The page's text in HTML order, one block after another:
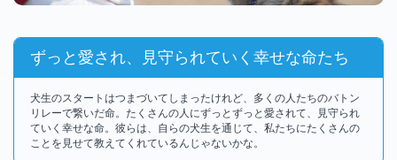
ずっと愛され、見守られていく幸せな命たち
犬生のスタートはつまづいてしまったけれど、多くの人たちのバトン
リレーで繋いだ命。たくさんの人にずっとずっと愛されて、見守られ
ていく幸せな命。彼らは、自らの犬生を通じて、私たちにたくさんの
ことを見せて教えてくれているんじゃないかな。